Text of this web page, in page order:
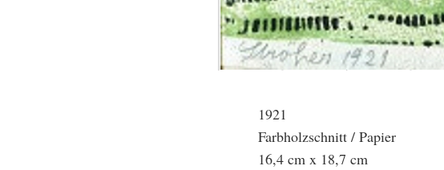
1921
Farbholzschnitt / Papier
16,4 cm x 18,7 cm